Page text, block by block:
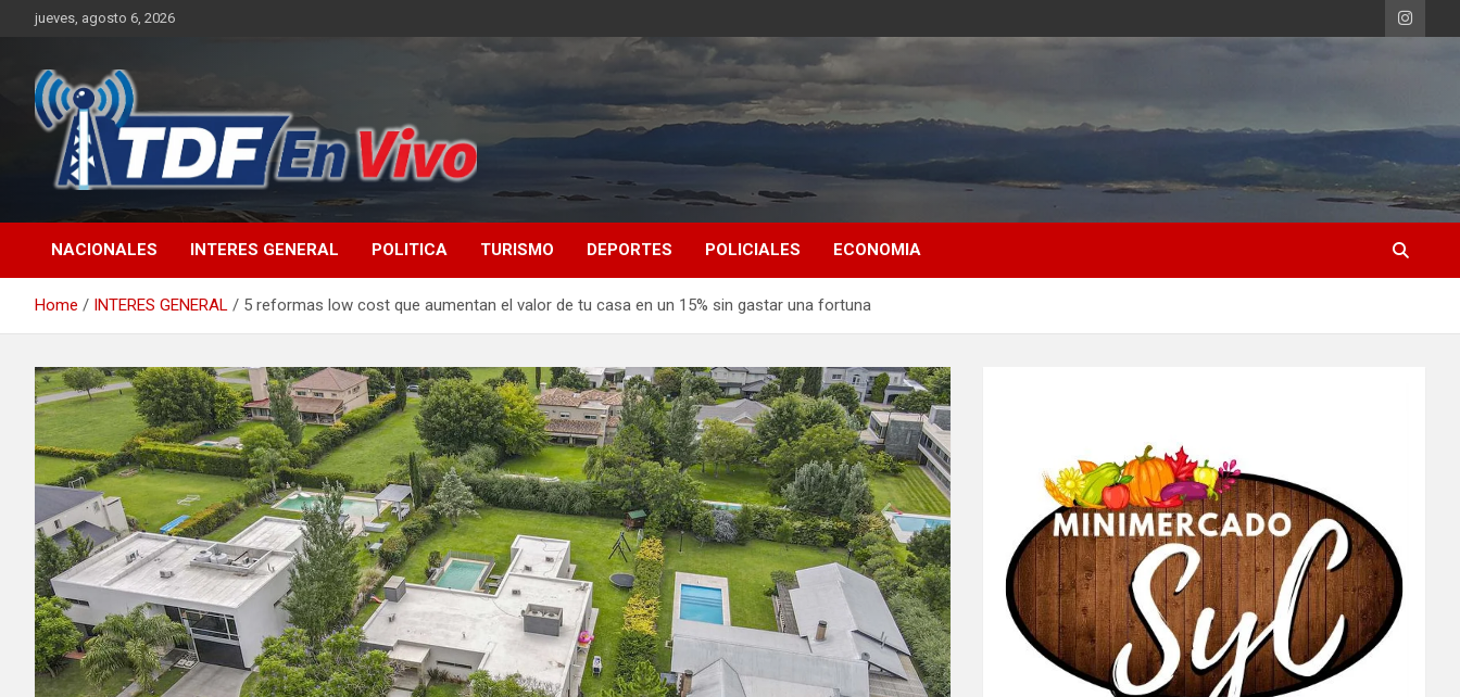
jueves, agosto 6, 2026
NACIONALES INTERES GENERAL POLITICA TURISMO DEPORTES POLICIALES ECONOMIA
Home INTERES GENERAL 5 reformas low cost que aumentan el valor de tu casa en un 15% sin gastar una fortuna